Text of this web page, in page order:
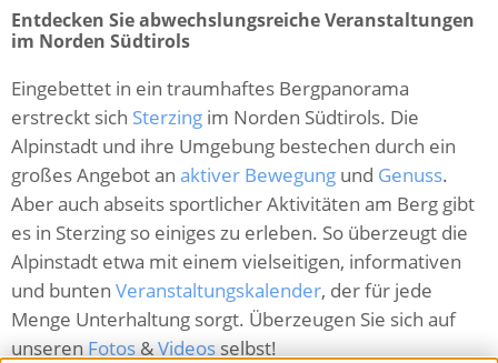
Entdecken Sie abwechslungsreiche Veranstaltungen
im Norden Südtirols
Eingebettet in ein traumhaftes Bergpanorama
erstreckt sich Sterzing im Norden Südtirols. Die
Alpinstadt und ihre Umgebung bestechen durch ein
großes Angebot an aktiver Bewegung und Genuss.
Aber auch abseits sportlicher Aktivitäten am Berg gibt
es in Sterzing so einiges zu erleben. So überzeugt die
Alpinstadt etwa mit einem vielseitigen, informativen
und bunten Veranstaltungskalender, der für jede
Menge Unterhaltung sorgt. Überzeugen Sie sich auf
unserenFotos&Videosselbst!